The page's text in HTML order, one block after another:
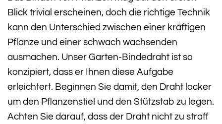
Blick trivial erscheinen, doch die richtige Technik
kann den Unterschied zwischen einer kräftigen
Pflanze und einer schwach wachsenden
ausmachen. Unser Garten-Bindedraht ist so
konzipiert, dass er Ihnen diese Aufgabe
erleichtert. Beginnen Sie damit, den Draht locker
um den Pflanzenstiel und den Stützstab zu legen.
Achten Sie darauf, dass der Draht nicht zu straff